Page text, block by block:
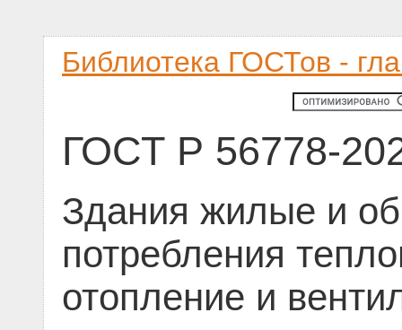
Библиотека ГОСТов -
ГОСТ Р 56778-
Здания жилые и
потребления
отопление и